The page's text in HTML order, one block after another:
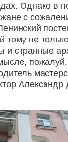
Однако в
с
тому не
и странные
Александр